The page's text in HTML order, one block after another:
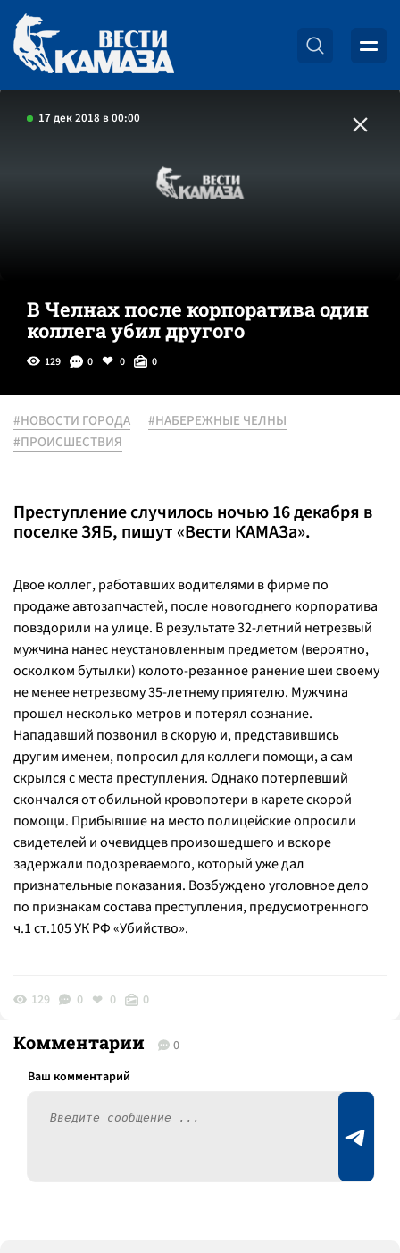
17 дек 2018 в 00:00
В Челнах после корпоратива один
коллега убил другого
129 0 0 0
#НОВОСТИ ГОРОДА
#НАБЕРЕЖНЫЕ ЧЕЛНЫ
#ПРОИСШЕСТВИЯ
Преступление случилось ночью 16 декабря в
поселке ЗЯБ, пишут «Вести КАМАЗа».
Двое коллег, работавших водителями в фирме по
продаже автозапчастей, после новогоднего корпоратива
повздорили на улице. В результате 32-летний нетрезвый
мужчина нанес неустановленным предметом (вероятно,
осколком бутылки) колото-резанное ранение шеи своему
не менее нетрезвому 35-летнему приятелю. Мужчина
прошел несколько метров и потерял сознание.
Нападавший позвонил в скорую и, представившись
другим именем, попросил для коллеги помощи, а сам
скрылся с места преступления. Однако потерпевший
скончался от обильной кровопотери в карете скорой
помощи. Прибывшие на место полицейские опросили
свидетелей и очевидцев произошедшего и вскоре
задержали подозреваемого, который уже дал
признательные показания. Возбуждено уголовное дело
по признакам состава преступления, предусмотренного
ч.1 ст.105 УК РФ «Убийство».
129 0 0 0
Комментарии 0